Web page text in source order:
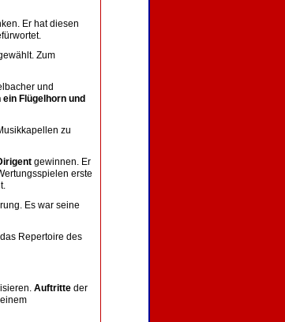
Er hat diesen
Zum
und
Flügelhorn und
zu
gewinnen. Er
erste
Es war seine
Repertoire des
Auftritte der